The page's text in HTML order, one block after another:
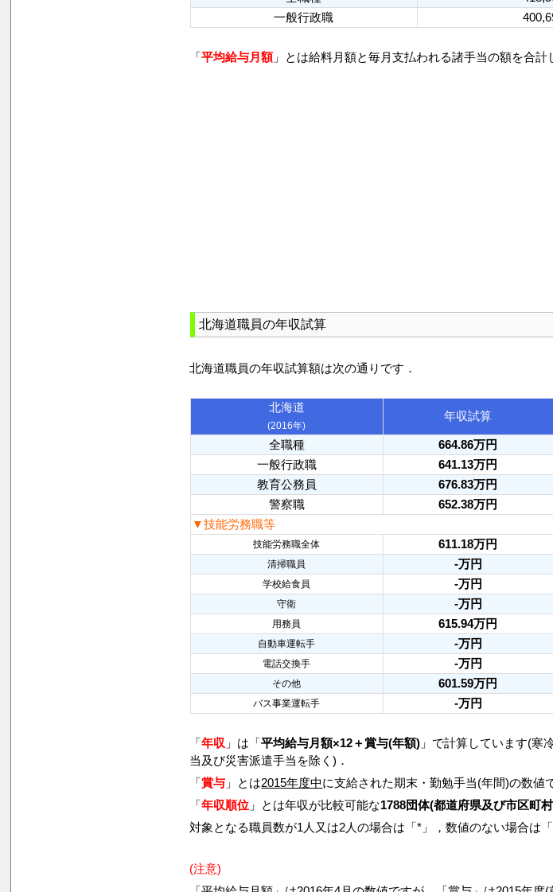
一般行政職
「平均給与月額」とは給料月額と毎月支払われる諸手当の額を合計
北海道職員の年収試算
北海道職員の年収試算額は次の通りです．
北海道
(2016年)
年収試算
全職種 664.86万円
一般行政職
641.13万円
教育公務員
676.83万円
警察職
652.38万円
▼技能労務職等
技能労務職全体 611.18万円
清掃職員 -万円
学校給食員 -万円
守衛 -万円
用務員 615.94万円
自動車運転手 -万円
電話交換手 -万円
その他 601.59万円
バス事業運転手 -万円
「年収 」は「平均給与月額×12＋賞与(年額) 」で計算しています(寒
当及び災害派遣手当を除く)．
「賞与 」とは2015年度中に支給された期末・勤勉手当(年間)の数値
「年収順位 」とは年収が比較可能な1788団体(都道府県及び市区町
対象となる職員数が1人又は2人の場合は「*」，数値のない場合は
(注意)